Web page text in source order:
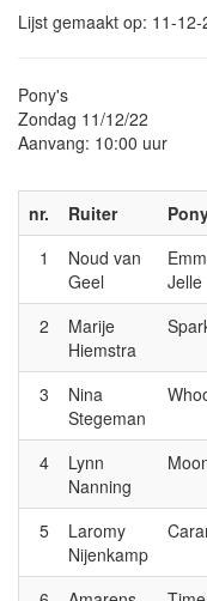
Lijst gemaakt op: 11-
Pony's
Zondag 11/12/22
Aanvang: 10:00 uur
nr. Ruiter
1
Noud van
Geel
Jelle
2
Marije
Hiemstra
3
Nina
Stegeman
4
Lynn
Nanning
5
Laromy
Nijenkamp